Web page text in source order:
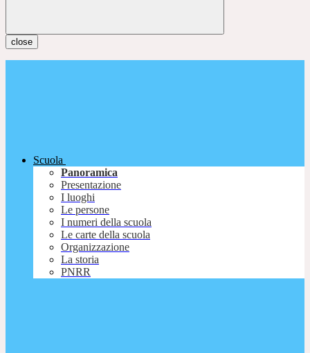
close
Scuola
Panoramica
Presentazione
I luoghi
Le persone
I numeri della scuola
Le carte della scuola
Organizzazione
La storia
PNRR